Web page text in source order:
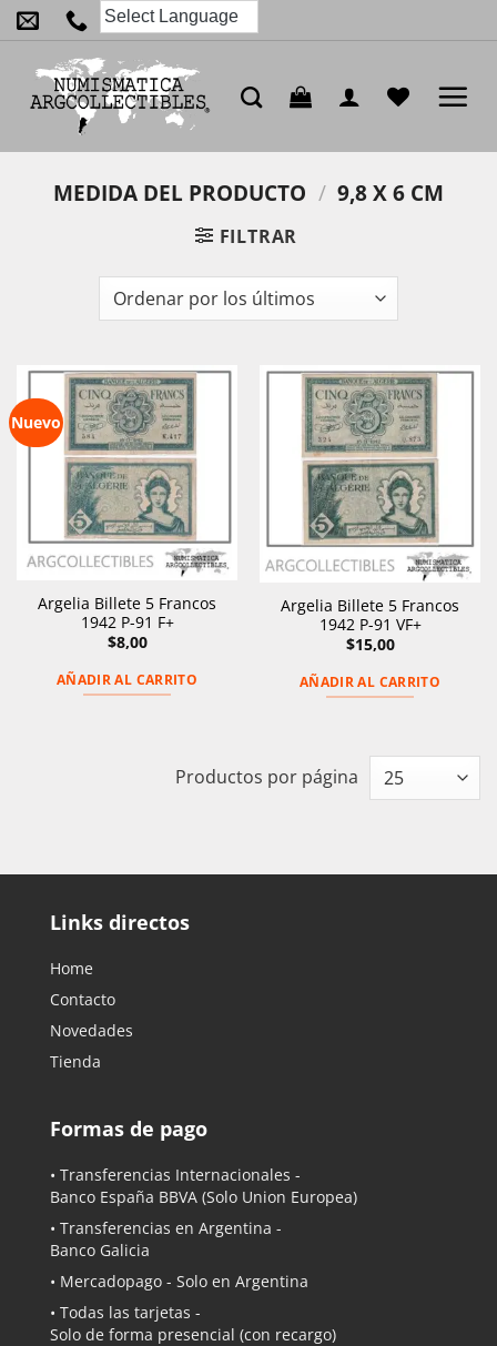
Saltar
al
contenido
MEDIDA DEL PRODUCTO / 9,8 X 6 CM
FILTRAR
Nuevo
Argelia Billete 5 Francos
1942 P-91 F+
$8,00
AÑADIR AL CARRITO
Argelia Billete 5 Francos
1942 P-91 VF+
$15,00
AÑADIR AL CARRITO
Productos por página
Links directos
Home
Contacto
Novedades
Tienda
Formas de pago
• Transferencias Internacionales -
Banco España BBVA (Solo Union Europea)
• Transferencias en Argentina -
Banco Galicia
• Mercadopago - Solo en Argentina
• Todas las tarjetas -
Solo de forma presencial (con recargo)